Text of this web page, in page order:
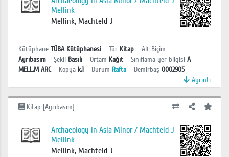
Mellink
Mellink, Machteld J
Kütüphane TÜBA Kütüphanesi Tür Kitap
Alt Biçim
Ayrıbasım
Şekil Basılı Ortam Kağıt Sınıflama yer bilgisi A
MELL.M ARC
Kopya k.1 Durum Rafta Demirbaş 0002905
Ayrıntı
Kitap [Ayrıbasım]
Archaeology in Asia Minor / Machteld J
Mellink
Mellink, Machteld J